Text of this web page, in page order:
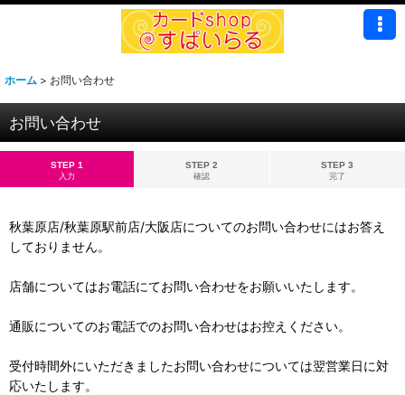
ホーム > お問い合わせ
お問い合わせ
STEP 1
入力
STEP 2
確認
STEP 3
完了
秋葉原店/秋葉原駅前店/大阪店についてのお問い合わせにはお答え
しておりません。
店舗についてはお電話にてお問い合わせをお願いいたします。
通販についてのお電話でのお問い合わせはお控えください。
受付時間外にいただきましたお問い合わせについては翌営業日に対
応いたします。